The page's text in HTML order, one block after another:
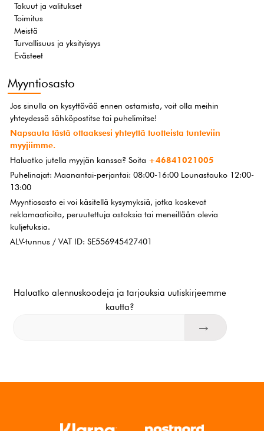
Takuut ja valitukset
Toimitus
Meistä
Turvallisuus ja yksityisyys
Evästeet
Myyntiosasto
Jos sinulla on kysyttävää ennen ostamista, voit olla meihin
yhteydessä sähköpostitse tai puhelimitse!
Napsauta tästä ottaaksesi yhteyttä tuotteista tunteviin
myyjiimme.
Haluatko jutella myyjän kanssa? Soita +46841021005
Puhelinajat: Maanantai-perjantai: 08:00-16:00 Lounastauko 12:00-
13:00
Myyntiosasto ei voi käsitellä kysymyksiä, jotka koskevat
reklamaatioita, peruutettuja ostoksia tai meneillään olevia
kuljetuksia.
ALV-tunnus / VAT ID: SE556945427401
Haluatko alennuskoodeja ja tarjouksia uutiskirjeemme
kautta?